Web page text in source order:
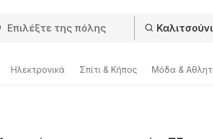
Hλεκτρονικά Σπίτι & Κήπος Μόδα &